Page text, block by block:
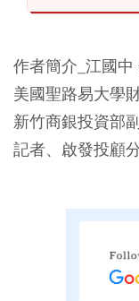
作者簡介_江國中
美國聖路易大學
新竹商銀投資部
記者、啟發投顧分